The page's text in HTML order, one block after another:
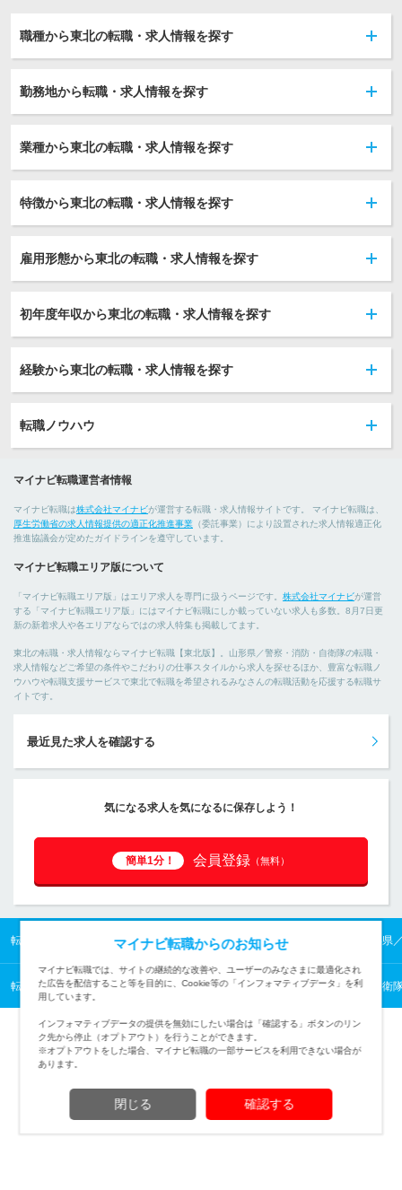
職種から東北の転職・求人情報を探す
勤務地から転職・求人情報を探す
業種から東北の転職・求人情報を探す
特徴から東北の転職・求人情報を探す
雇用形態から東北の転職・求人情報を探す
初年度年収から東北の転職・求人情報を探す
経験から東北の転職・求人情報を探す
転職ノウハウ
マイナビ転職運営者情報
マイナビ転職は株式会社マイナビが運営する転職・求人情報サイトです。 マイナビ転職は、
厚生労働省の求人情報提供の適正化推進事業 （委託事業）により設置された求人情報適正化
推進協議会が定めたガイドラインを遵守しています。
マイナビ転職エリア版について
「マイナビ転職エリア版」はエリア求人を専門に扱うページです。 株式会社マイナビが運営
する「マイナビ転職エリア版」にはマイナビ転職にしか載っていない求人も多数。8月7日更
新の新着求人や各エリアならではの求人特集も掲載してます。
東北の転職・求人情報ならマイナビ転職【東北版】。山形県／警察・消防・自衛隊の転職・
求人情報などご希望の条件やこだわりの仕事スタイルから求人を探せるほか、豊富な転職ノ
ウハウや転職支援サービスで東北で転職を希望されるみなさんの転職活動を応援する転職サ
イトです。
最近見た求人を確認する
気になる求人を気になるに保存しよう！
簡単1分！ 会員登録 （無料）
転職TOP 東北の転職・求人情報TOP 山形県の転職・求人情報TOP 山形県
転職TOP 業種から探す 公的機関の転職・求人情報一覧 警察・消防・自衛
(c) Mynavi Corporation
マイナビ転職からのお知らせ
マイナビ転職では、サイトの継続的な改善や、ユーザーのみなさまに最適化され
た広告を配信すること等を目的に、Cookie等の「インフォマティブデータ」を利
用しています。
インフォマティブデータの提供を無効にしたい場合は「確認する」ボタンのリン
ク先から停止（オプトアウト）を行うことができます。
※オプトアウトをした場合、マイナビ転職の一部サービスを利用できない場合が
あります。
閉じる 確認する